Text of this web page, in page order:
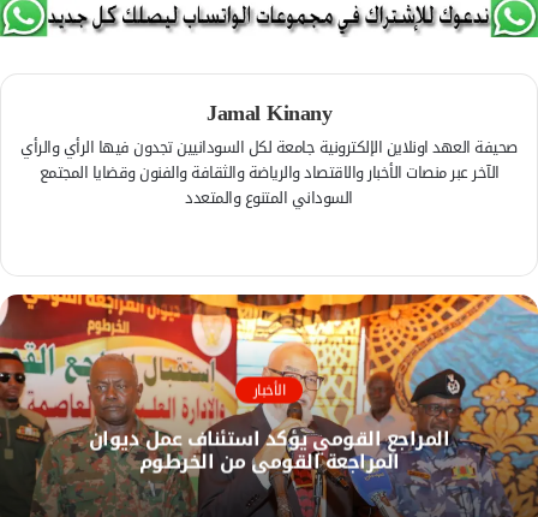
Jamal Kinany
صحيفة العهد اونلاين الإلكترونية جامعة لكل السودانيين تجدون فيها الرأي والرأي
الآخر عبر منصات الأخبار والاقتصاد والرياضة والثقافة والفنون وقضايا المجتمع
السوداني المتنوع والمتعدد
م
و
ق
ع
ا
ل
و
ي
ب
س
ب
و
ك الأخبار
المراجع القومي يؤكد استئناف عمل ديوان
المراجعة القومي من الخرطوم